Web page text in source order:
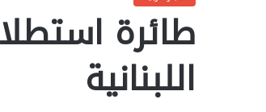
طائرة
اللبنانية